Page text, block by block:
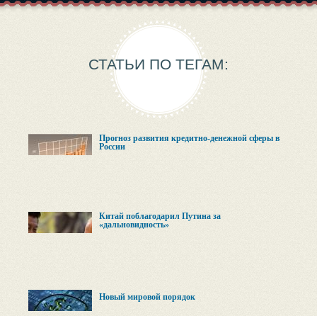
СТАТЬИ ПО ТЕГАМ:
Прогноз развития кредитно-денежной сферы в
России
Китай поблагодарил Путина за
«дальновидность»
Новый мировой порядок